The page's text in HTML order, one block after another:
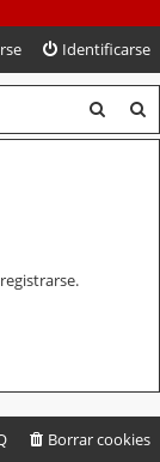
Identificarse
u
u
Borrar cookies